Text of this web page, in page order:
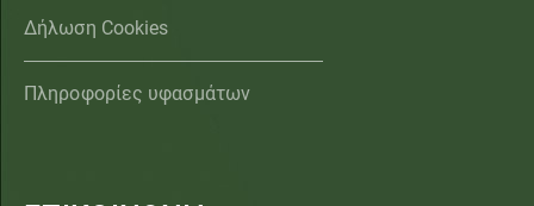
Δήλωση Cookies
Πληροφορίες υφασμάτων